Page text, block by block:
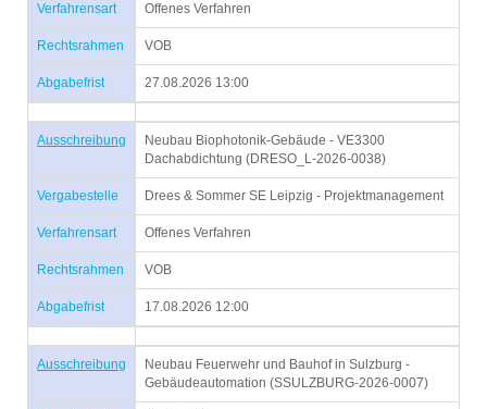
Verfahrensart Offenes Verfahren
Rechtsrahmen VOB
Abgabefrist 27.08.2026 13:00
Ausschreibung
Neubau Biophotonik-Gebäude - VE3300
Dachabdichtung (DRESO_L-2026-0038)
Vergabestelle Drees & Sommer SE Leipzig - Projektmanagement
Verfahrensart Offenes Verfahren
Rechtsrahmen VOB
Abgabefrist 17.08.2026 12:00
Ausschreibung
Neubau Feuerwehr und Bauhof in Sulzburg -
Gebäudeautomation (SSULZBURG-2026-0007)